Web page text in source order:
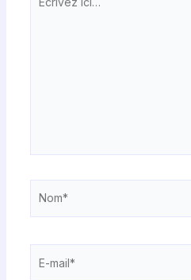
mail*